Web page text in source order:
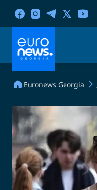
Euronews Georgia